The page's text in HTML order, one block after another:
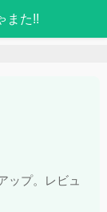
また!!
ップ。レビュ